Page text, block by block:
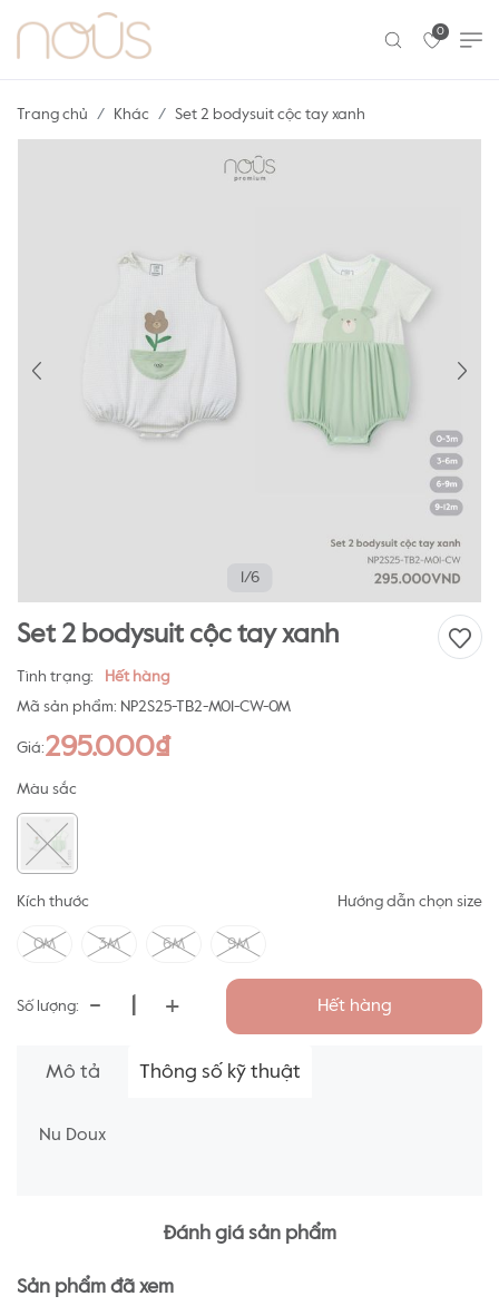
0
Trang chủ Khác Set 2 bodysuit cộc tay xanh
1/6
Set 2 bodysuit cộc tay xanh
Tình trạng:
Hết hàng
Mã sản phẩm: NP2S25-TB2-M01-CW-0M
Giá:295.000₫
Màu sắc
Kích thước Hướng dẫn chọn size
0M 3M 6M 9M
Số lượng: - + Hết hàng
Mô tả Thông số kỹ thuật
Nu Doux
Đánh giá sản phẩm
Sản phẩm đã xem